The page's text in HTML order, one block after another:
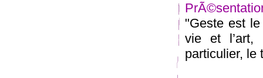
"Geste est
vie et l’art,
particulier, le